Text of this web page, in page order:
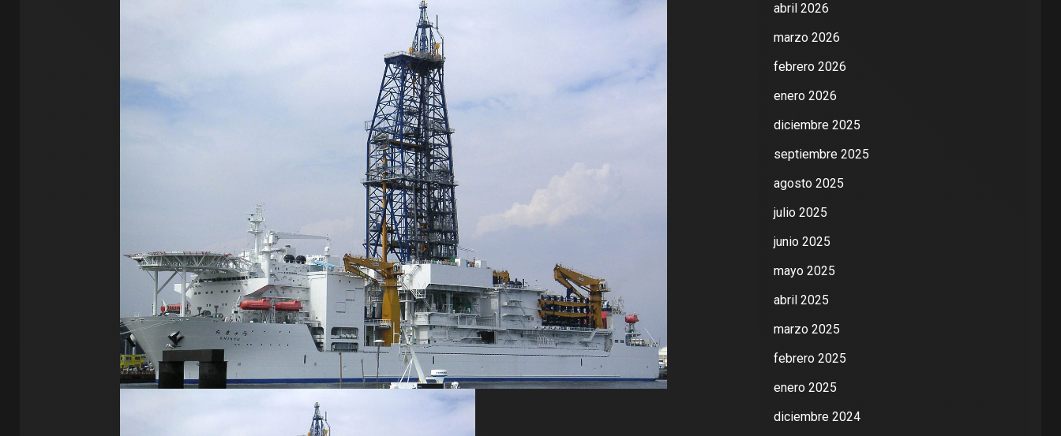
abril 2026
marzo 2026
febrero 2026
enero 2026
diciembre 2025
septiembre 2025
agosto 2025
julio 2025
junio 2025
mayo 2025
abril 2025
marzo 2025
febrero 2025
enero 2025
diciembre 2024